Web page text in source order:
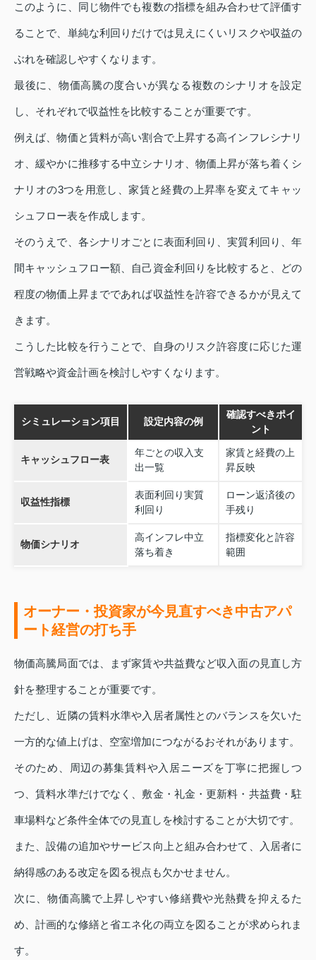
このように、同じ物件でも複数の指標を組み合わせて評価す
ることで、単純な利回りだけでは見えにくいリスクや収益の
ぶれを確認しやすくなります。
最後に、物価高騰の度合いが異なる複数のシナリオを設定
し、それぞれで収益性を比較することが重要です。
例えば、物価と賃料が高い割合で上昇する高インフレシナリ
オ、緩やかに推移する中立シナリオ、物価上昇が落ち着くシ
ナリオの3つを用意し、家賃と経費の上昇率を変えてキャッ
シュフロー表を作成します。
そのうえで、各シナリオごとに表面利回り、実質利回り、年
間キャッシュフロー額、自己資金利回りを比較すると、どの
程度の物価上昇までであれば収益性を許容できるかが見えて
きます。
こうした比較を行うことで、自身のリスク許容度に応じた運
営戦略や資金計画を検討しやすくなります。
シミュレーション項目 設定内容の例
確認すべきポイ
ント
キャッシュフロー表
年ごとの収入支
出一覧
家賃と経費の上
昇反映
収益性指標
表面利回り実質
利回り
ローン返済後の
手残り
物価シナリオ
高インフレ中立
落ち着き
指標変化と許容
範囲
オーナー・投資家が今見直すべき中古アパ
ート経営の打ち手
物価高騰局面では、まず家賃や共益費など収入面の見直し方
針を整理することが重要です。
ただし、近隣の賃料水準や入居者属性とのバランスを欠いた
一方的な値上げは、空室増加につながるおそれがあります。
そのため、周辺の募集賃料や入居ニーズを丁寧に把握しつ
つ、賃料水準だけでなく、敷金・礼金・更新料・共益費・駐
車場料など条件全体での見直しを検討することが大切です。
また、設備の追加やサービス向上と組み合わせて、入居者に
納得感のある改定を図る視点も欠かせません。
次に、物価高騰で上昇しやすい修繕費や光熱費を抑えるた
め、計画的な修繕と省エネ化の両立を図ることが求められま
す。